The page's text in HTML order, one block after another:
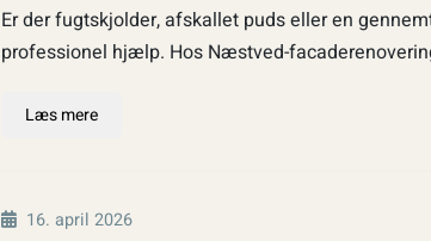
Er der fugtskjolder, afskallet puds eller en
professionel hjælp. Hos Næstved-
Læs mere
16. april 2026